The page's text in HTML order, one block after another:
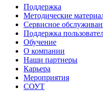
Поддержка
Методические
Сервисное
Поддержка
Обучение
О компании
Наши партнеры
Карьера
Мероприятия
СОУТ